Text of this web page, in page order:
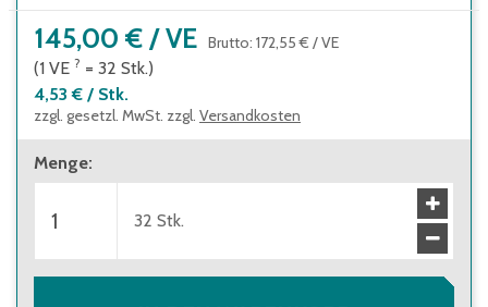
145,00 € /VE Brutto: 172,55 € /VE
(1 VE ? = 32 Stk.)
4,53 € / Stk.
zzgl. gesetzl. MwSt. zzgl. Versandkosten
Menge:
32 Stk.